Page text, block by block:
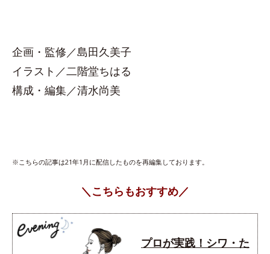
企画・監修／島田久美子
イラスト／二階堂ちはる
構成・編集／清水尚美
※こちらの記事は21年1月に配信したものを再編集しております。
＼こちらもおすすめ／
プロが実践！シワ・た